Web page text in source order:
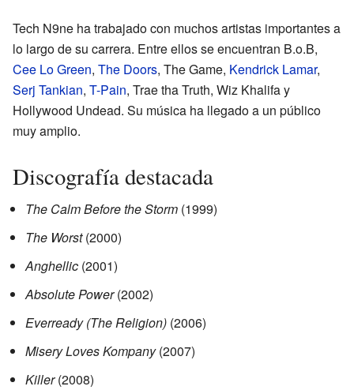
Tech N9ne ha trabajado con muchos artistas importantes a
lo largo de su carrera. Entre ellos se encuentran B.o.B,
Cee Lo Green, The Doors, The Game, Kendrick Lamar,
Serj Tankian, T-Pain, Trae tha Truth, Wiz Khalifa y
Hollywood Undead. Su música ha llegado a un público
muy amplio.
Discografía destacada
The Calm Before the Storm (1999)
The Worst(2000)
Anghellic (2001)
Absolute Power(2002)
Everready (The Religion) (2006)
Misery Loves Kompany(2007)
Killer(2008)